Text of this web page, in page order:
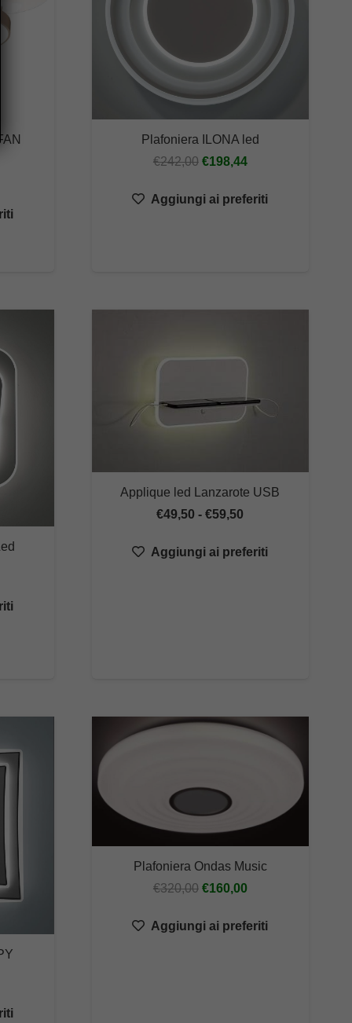
Plafoniera ILONA led
€242,00 Il
originale
€198,44Il
attuale
Aggiungi ai preferiti
Applique led Lanzarote USB
€49,50 - €59,50
prezzo:
Aggiungi ai preferiti
Plafoniera Ondas Music
€320,00 Il
originale
€160,00Il
attuale
Aggiungi ai preferiti